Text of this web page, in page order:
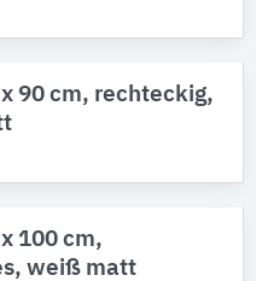
90 cm, rechteckig,
100 cm,
weiß matt